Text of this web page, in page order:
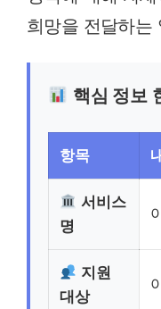
희망을 전달하는
핵심 정보
항목
서비스
명
지원
대상